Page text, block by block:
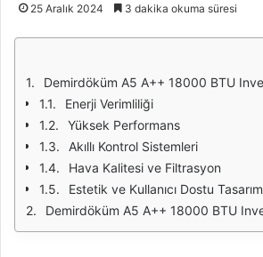
25 Aralık 2024 3 dakika okuma süresi
Demirdöküm A5 A++ 18000 BTU Inverter Klima: Enerji
Enerji Verimliliği
Yüksek Performans
Akıllı Kontrol Sistemleri
Hava Kalitesi ve Filtrasyon
Estetik ve Kullanıcı Dostu Tasarım
Demirdöküm A5 A++ 18000 BTU Inverter Klima: Enerji